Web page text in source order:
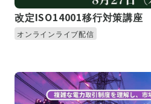
改定ISO14001移行対策講座
オンラインライブ配信